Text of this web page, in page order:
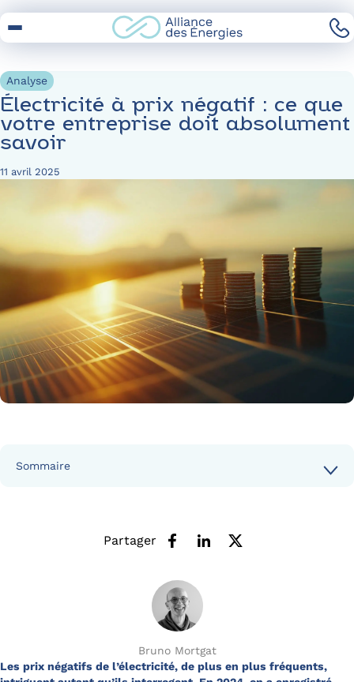
to
Analyse
Électricité à prix négatif : ce que
votre entreprise doit absolument
savoir
11 avril 2025
Sommaire
Partager
Bruno Mortgat
Les prix négatifs de l’électricité, de plus en plus fréquents,